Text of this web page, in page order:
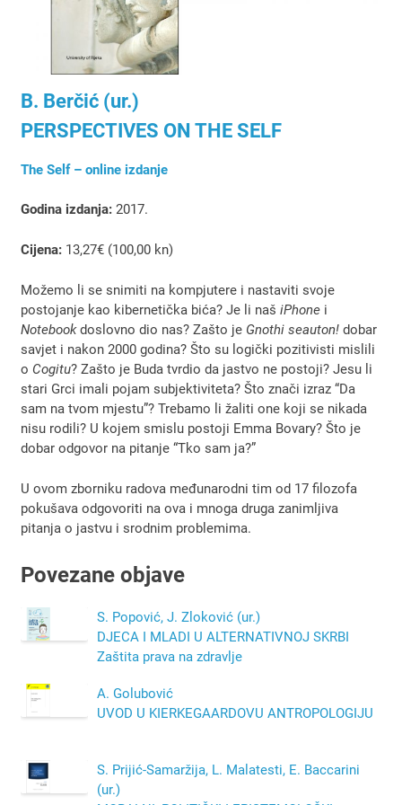
B. Berčić (ur.)
PERSPECTIVES ON THE SELF
The Self – online izdanje
Godina izdanja:2017.
Cijena: 13,27€ (100,00 kn)
Možemo li se snimiti na kompjutere i nastaviti svoje
postojanje kao kibernetička bića? Je li naš iPhonei
Notebookdoslovno dio nas? Zašto je Gnothi seauton!dobar
savjet i nakon 2000 godina? Što su logički pozitivisti mislili
o Cogitu? Zašto je Buda tvrdio da jastvo ne postoji? Jesu li
stari Grci imali pojam subjektiviteta? Što znači izraz “Da
sam na tvom mjestu”? Trebamo li žaliti one koji se nikada
nisu rodili? U kojem smislu postoji Emma Bovary? Što je
dobar odgovor na pitanje “Tko sam ja?”
U ovom zborniku radova međunarodni tim od 17 filozofa
pokušava odgovoriti na ova i mnoga druga zanimljiva
pitanja o jastvu i srodnim problemima.
Povezane objave
S. Popović, J. Zloković (ur.)
DJECA I MLADI U ALTERNATIVNOJ SKRBI
Zaštita prava na zdravlje
A. Golubović
UVOD U KIERKEGAARDOVU ANTROPOLOGIJU
S. Prijić-Samaržija, L. Malatesti, E. Baccarini
(ur.)